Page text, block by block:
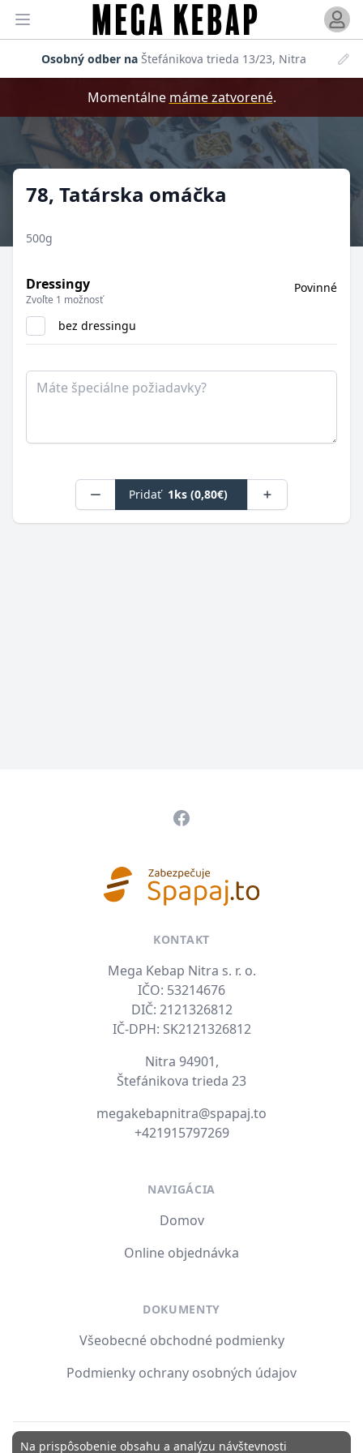
Otvoriť menu
Osobný odber naŠtefánikova trieda 13/23, Nitra
Momentálne máme zatvorené.
Produkt
78, Tatárska omáčka
500g
Dressingy
Zvoľte 1 možnosť
Povinné
bez dressingu
Poznámka
Pridať 1ks (0,80€)
Na prispôsobenie obsahu a analýzu návštevnosti
Facebook
KONTAKT
Mega Kebap Nitra s. r. o.
IČO: 53214676
DIČ: 2121326812
IČ-DPH: SK2121326812
Nitra 94901,
Štefánikova trieda 23
megakebapnitra@spapaj.to
+421915797269
NAVIGÁCIA
Domov
Online objednávka
DOKUMENTY
Všeobecné obchodné podmienky
Podmienky ochrany osobných údajov